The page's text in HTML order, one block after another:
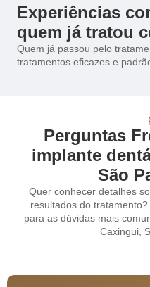
Experiências
quem já tratou
Quem já passou pelo
tratamentos eficazes e
Perguntas
implante
São
Quer conhecer detalhes
resultados do
para as dúvidas mais
Caxingui,